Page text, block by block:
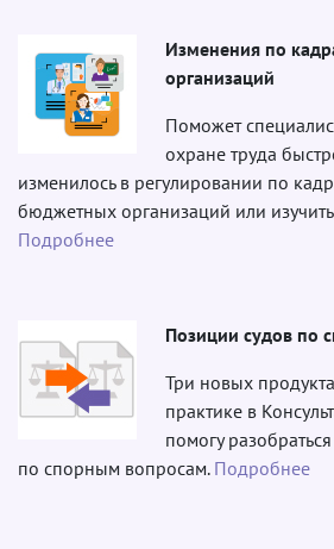
Изменения по
организаций
Поможет
охране труда
изменилось в регулировании по
бюджетных организаций или
Подробнее
Позиции судов по
Три новых
практике в
помогу
по спорным вопросам. Подробнее